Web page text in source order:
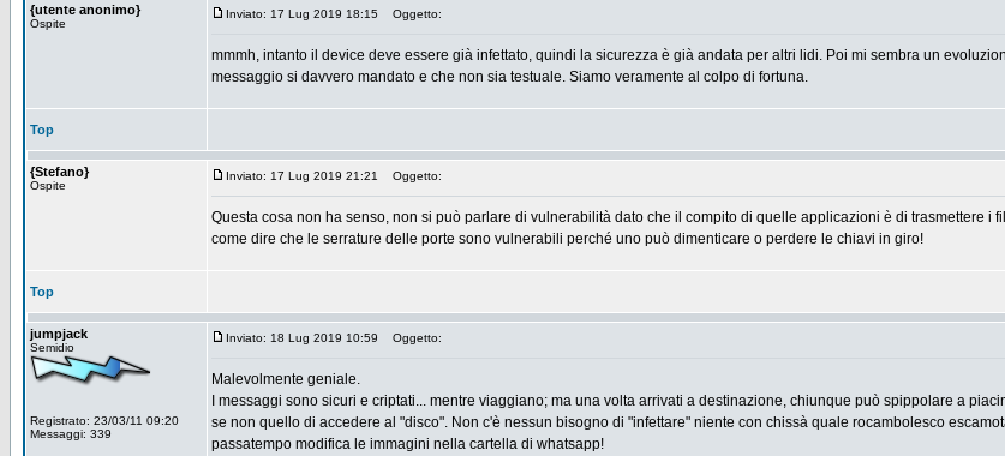
{utente anonimo}
Ospite
Inviato: 17 Lug 2019 18:15 Oggetto:
mmmh, intanto il device deve essere già infettato, quindi la sicurezza è già andata per altri lidi. Poi mi sembra un
messaggio si davvero mandato e che non sia testuale. Siamo veramente al colpo di fortuna.
Top
{Stefano}
Ospite
Inviato: 17 Lug 2019 21:21 Oggetto:
Questa cosa non ha senso, non si può parlare di vulnerabilità dato che il compito di quelle applicazioni è di trasmettere
come dire che le serrature delle porte sono vulnerabili perché uno può dimenticare o perdere le chiavi in giro!
Top
jumpjack
Semidio
Registrato: 23/03/11 09:20
Messaggi: 339
Inviato: 18 Lug 2019 10:59 Oggetto:
Malevolmente geniale.
I messaggi sono sicuri e criptati... mentre viaggiano; ma una volta arrivati a destinazione, chiunque può spippolare a
se non quello di accedere al "disco". Non c'è nessun bisogno di "infettare" niente con chissà quale rocambolesco
passatempo modifica le immagini nella cartella di whatsapp!